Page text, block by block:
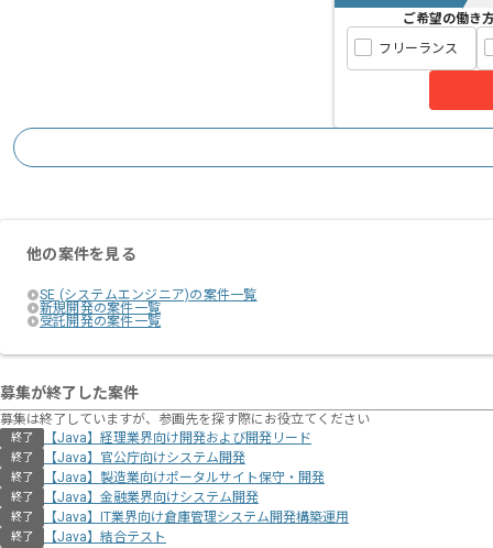
ご希望の働き
フリーランス
他の案件を見る
SE (システムエンジニア)の案件一覧
新規開発の案件一覧
受託開発の案件一覧
募集が終了した案件
募集は終了していますが、参画先を探す際にお役立てください
終了 【Java】経理業界向け開発および開発リード
終了 【Java】官公庁向けシステム開発
終了 【Java】製造業向けポータルサイト保守・開発
終了 【Java】金融業界向けシステム開発
終了 【Java】IT業界向け倉庫管理システム開発構築運用
終了 【Java】結合テスト